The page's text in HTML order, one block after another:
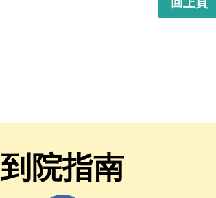
回上頁
到院指南